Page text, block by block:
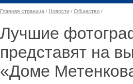
Главная страница / Новости / Общество /
Лучшие
представят на
«Доме